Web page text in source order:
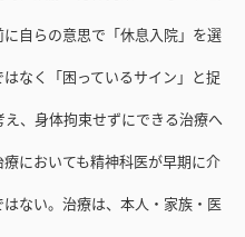
らの意思で「休息入院」を選
く「困っているサイン」と捉
身体拘束せずにできる治療へ
おいても精神科医が早期に介
い。治療は、本人・家族・医